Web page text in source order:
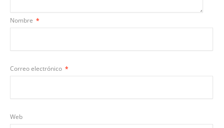
Nombre *
Correo electrónico *
Web